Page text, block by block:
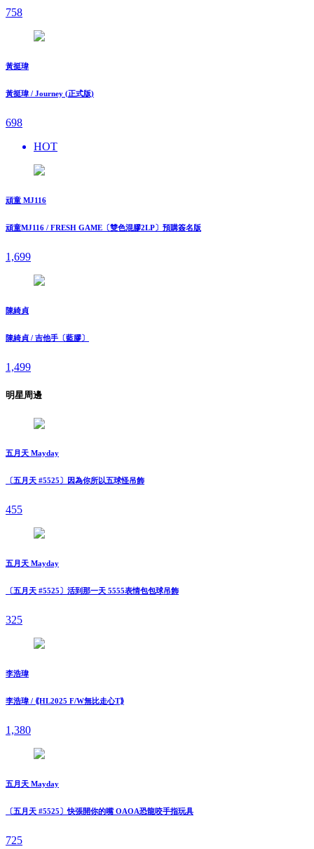
758
黃挺瑋
黃挺瑋 / Journey (正式版)
698
HOT
頑童 MJ116
頑童MJ116 / FRESH GAME〔雙色混膠2LP〕預購簽名版
1,699
陳綺貞
陳綺貞 / 吉他手〔藍膠〕
1,499
明星周邊
五月天 Mayday
〔五月天 #5525〕因為你所以五球怪吊飾
455
五月天 Mayday
〔五月天 #5525〕活到那一天 5555表情包包球吊飾
325
李浩瑋
李浩瑋 / ⟪HL2025 F/W無比走⼼T⟫
1,380
五月天 Mayday
〔五月天 #5525〕快張開你的嘴 OAOA恐龍咬手指玩具
725